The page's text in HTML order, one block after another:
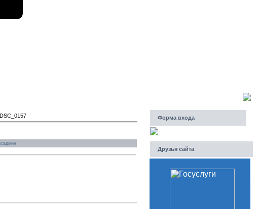
Форма входа
Друзья сайта